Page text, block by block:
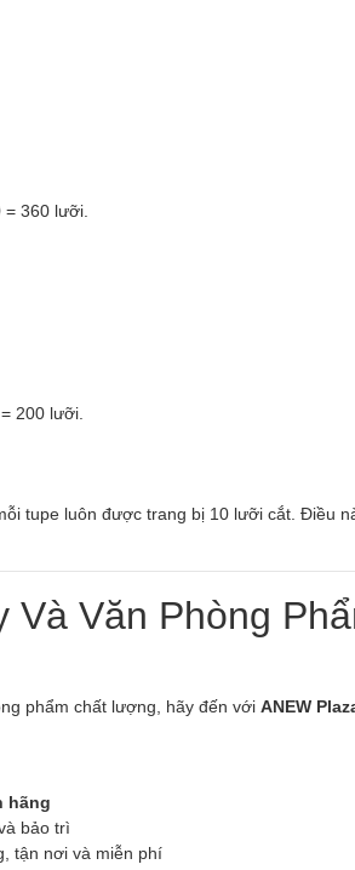
360 lưỡi.
200 lưỡi.
tupe luôn được trang bị 10 lưỡi cắt. Điều
Văn Phòng
phẩm chất lượng, hãy đến với ANEW
hãng
bảo trì
tận nơi và miễn phí